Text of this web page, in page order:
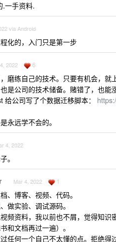
.一手资料.
via Android
化的，入门只是第一步
2022 6
磨练自己的技术。只要有机会，就
是公司的技术储备。赌错了，也能
给公司写了个数据迁移脚本：
永远学不会的。
4, 2022
。
Mar 4, 2022 1
、博客、视频、代码。
做实验、调试源码。
频资料，我以前也不屑，觉得知
和文档再过一遍）。
任何一个自己不太懂的点。拒绝得